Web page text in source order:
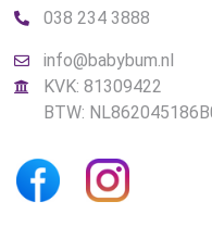
038 234 3888
info@babybum.nl
KVK: 81309422
BTW: